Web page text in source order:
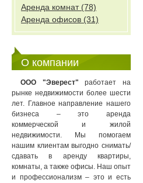
Аренда комнат (78)
Аренда офисов (31)
О компании
ООО "Эверест" работает на
рынке недвижимости более шести
лет. Главное направление нашего
бизнеса – это аренда
коммерческой и жилой
недвижимости. Мы помогаем
нашим клиентам выгодно снимать/
сдавать в аренду квартиры,
комнаты, а также офисы. Наш опыт
и профессионализм – это и есть